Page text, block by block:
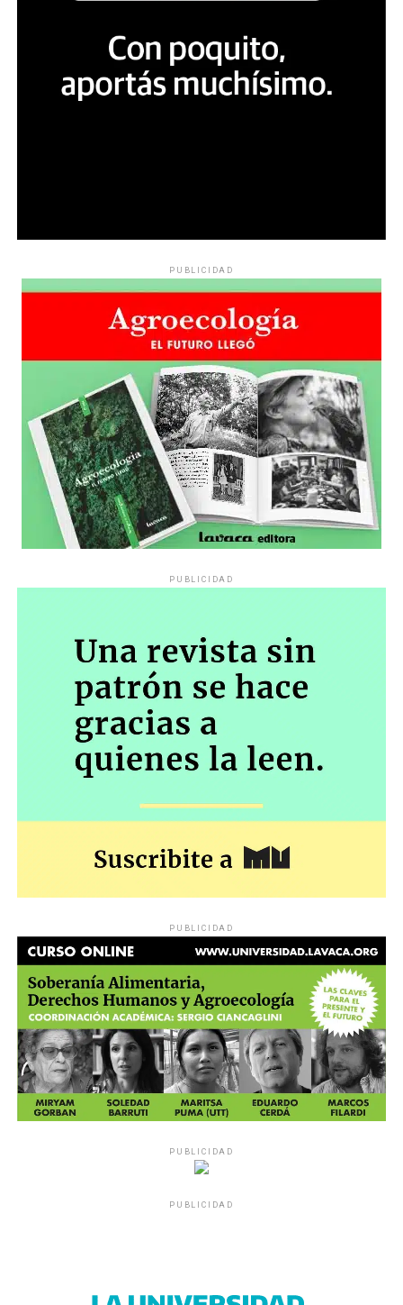
PUBLICIDAD
PUBLICIDAD
PUBLICIDAD
PUBLICIDAD
PUBLICIDAD